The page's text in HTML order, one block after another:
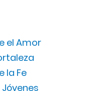
el Amor
la Fe